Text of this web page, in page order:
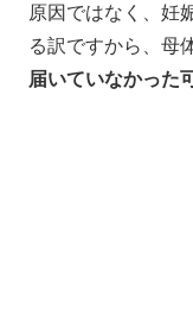
原因ではなく、妊
る訳ですから、母
届いていなかった